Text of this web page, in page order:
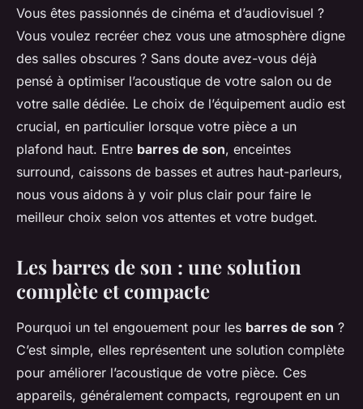
Quels sont les meilleurs
systèmes de barre de son pour
améliorer l'acoustique d'une
pièce à plafond haut ?
Zélie•31 mars 2024•6 min de lecture
Vous êtes passionnés de cinéma et d’audiovisuel ?
Vous voulez recréer chez vous une atmosphère digne
des salles obscures ? Sans doute avez-vous déjà
pensé à optimiser l’acoustique de votre salon ou de
votre salle dédiée. Le choix de l’équipement audio est
crucial, en particulier lorsque votre pièce a un
plafond haut. Entre barres de son, enceintes
surround, caissons de basses et autres haut-parleurs,
nous vous aidons à y voir plus clair pour faire le
meilleur choix selon vos attentes et votre budget.
Les barres de son : une solution
complète et compacte
Pourquoi un tel engouement pour les barres de son ?
C’est simple, elles représentent une solution complète
pour améliorer l’acoustique de votre pièce. Ces
appareils, généralement compacts, regroupent en un